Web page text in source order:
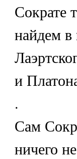
Сократе
найдем в
и
.
Сам
ничего